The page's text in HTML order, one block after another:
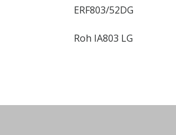
ERF803/52DG
Roh IA803 LG